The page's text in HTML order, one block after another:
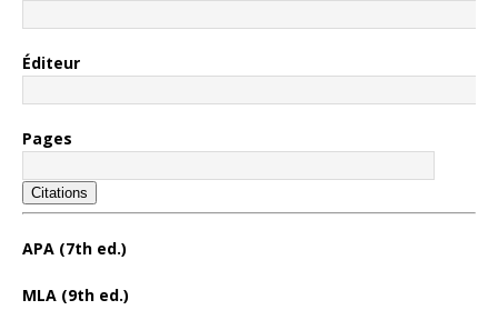
Éditeur
Pages
Citations
APA (7th ed.)
MLA (9th ed.)